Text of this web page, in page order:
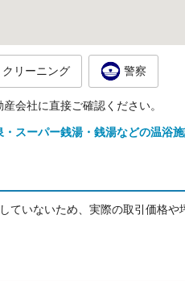
クリーニング 警察
会社に直接ご確認ください。
・スーパー銭湯・銭湯などの温浴
ていないため、実際の取引価格や